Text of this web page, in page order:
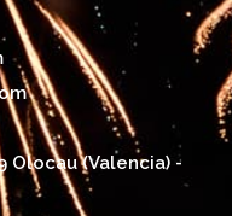
Olocau (Valencia) -